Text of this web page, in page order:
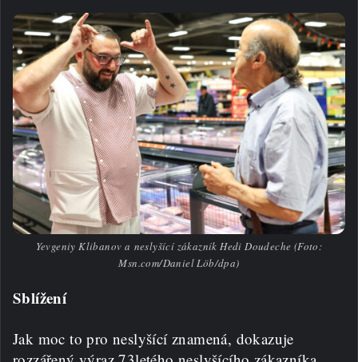
Yevgeniy Klibanov a neslyšící zákazník Hedi Doudeche (Foto:
Msn.com/Daniel Löb/dpa)
Sblížení
Jak moc to pro neslyšící znamená, dokazuje